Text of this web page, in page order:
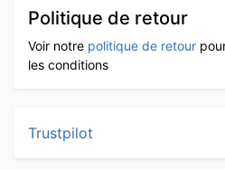
Politique de retour
Voir notre politique de retour
les conditions
Trustpilot